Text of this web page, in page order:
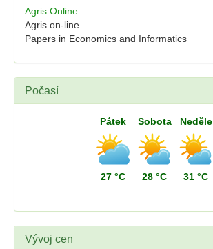
Agris Online
Agris on-line
Papers in Economics and Informatics
Počasí
Pátek
27 °C
Sobota
28 °C
Neděle
31 °C
Vývoj cen